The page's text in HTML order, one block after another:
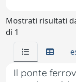
Mostrati risultati
di 1
Il ponte